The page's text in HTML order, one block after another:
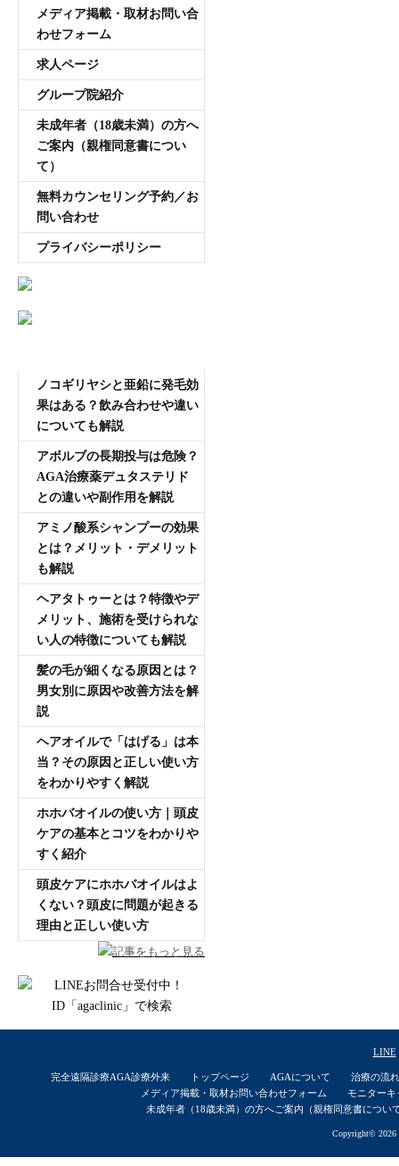
メディア掲載・取材お問い合
わせフォーム
求人ページ
グループ院紹介
未成年者（18歳未満）の方へ
ご案内（親権同意書につい
て）
無料カウンセリング予約／お
問い合わせ
プライバシーポリシー
ノコギリヤシと亜鉛に発毛効
果はある？飲み合わせや違い
についても解説
アボルブの長期投与は危険？
AGA治療薬デュタステリド
との違いや副作用を解説
アミノ酸系シャンプーの効果
とは？メリット・デメリット
も解説
ヘアタトゥーとは？特徴やデ
メリット、施術を受けられな
い人の特徴についても解説
髪の毛が細くなる原因とは？
男女別に原因や改善方法を解
説
ヘアオイルで「はげる」は本
当？その原因と正しい使い方
をわかりやすく解説
ホホバオイルの使い方｜頭皮
ケアの基本とコツをわかりや
すく紹介
頭皮ケアにホホバオイルはよ
くない？頭皮に問題が起きる
理由と正しい使い方
記事をもっと見る
LINE
完全遠隔診療AGA診療外来 トップページ AGAについて
治療の流れ
メディア掲載・取材お問い合わせフォーム
モニターキ
未成年者（18歳未満）の方へご案内（親権同意書につい
Copyright© 2026